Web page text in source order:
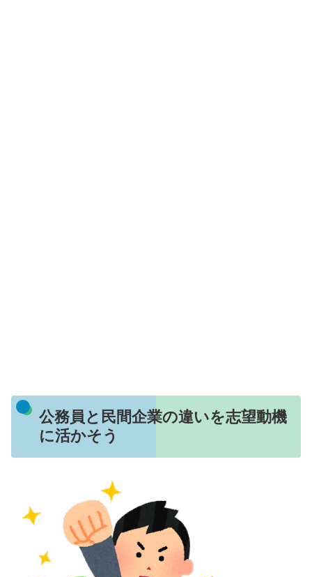
公務員と民間企業の違いを志望動機
に活かそう